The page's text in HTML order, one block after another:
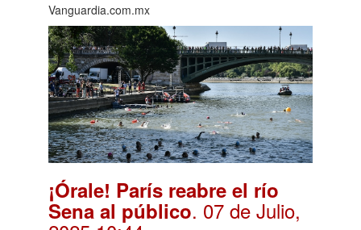
Vanguardia.com.mx
¡Órale! París reabre el río
Sena al público. 07 de Julio,